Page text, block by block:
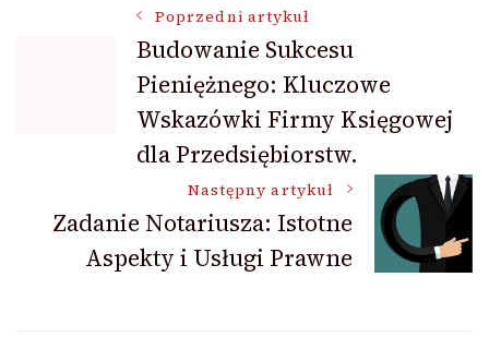
Nawigacja
wpisu
Poprzedni artykuł
Budowanie Sukcesu
Pieniężnego: Kluczowe
Wskazówki Firmy Księgowej
dla Przedsiębiorstw.
Następny artykuł
Zadanie Notariusza: Istotne
Aspekty i Usługi Prawne